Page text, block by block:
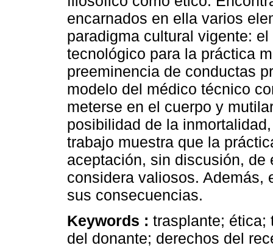
encarnados en ella varios
paradigma cultural vigente:
tecnológico para la práctica
preeminencia de conductas
modelo del médico técnico
meterse en el cuerpo y
posibilidad de la
trabajo muestra que la
aceptación, sin discusión,
considera valiosos. Además,
sus consecuencias.
Keywords : trasplante; ética;
del donante; derechos del